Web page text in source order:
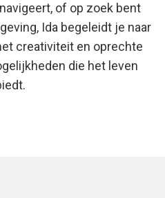
of op zoek bent
Ida begeleidt je naar
creativiteit en oprechte
die het leven